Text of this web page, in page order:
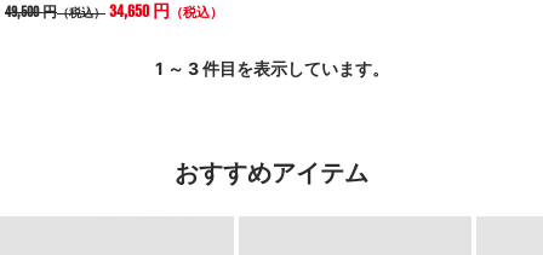
49,500 円（税込） 34,650 円 （税込）
1 ～ 3 件目を表示しています。
おすすめアイテム